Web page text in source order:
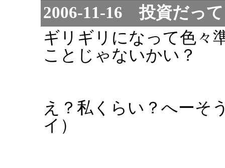
2006-11-16 投資だっ
ギリギリになって色々
ことじゃないかい？
え？私くらい？へーそ
イ）